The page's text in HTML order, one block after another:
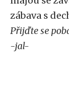
zábava s
Přijďte se
-jal-